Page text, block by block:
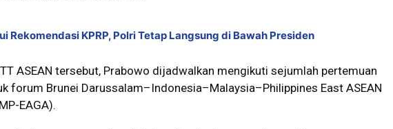
Rekomendasi KPRP, Polri Tetap Langsung di Bawah Presiden
ASEAN tersebut, Prabowo dijadwalkan mengikuti sejumlah pertemuan
forum Brunei Darussalam–Indonesia–Malaysia–Philippines East ASEAN
EAGA).